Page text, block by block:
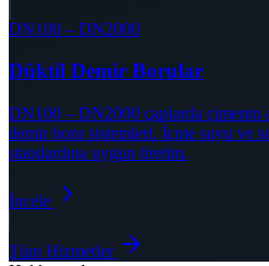
DN100 – DN2000
Düktil Demir Borular
DN100 – DN2000 çaplarda çimento
demir boru sistemleri. İçme suyu ve
standardına uygun üretim.
İncele
Tüm Hizmetler